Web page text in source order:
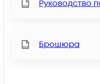
Руководство
Брошюра